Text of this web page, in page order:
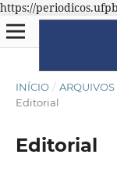
https://
INÍCIO / ARQUIVOS
Editorial
Editorial